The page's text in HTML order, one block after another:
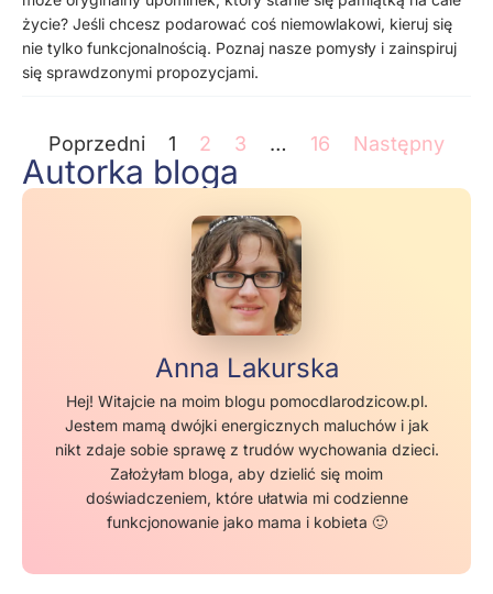
życie? Jeśli chcesz podarować coś niemowlakowi, kieruj się
nie tylko funkcjonalnością. Poznaj nasze pomysły i zainspiruj
się sprawdzonymi propozycjami.
Poprzedni 1 2 3 … 16 Następny
Autorka bloga
Anna Lakurska
Hej! Witajcie na moim blogu pomocdlarodzicow.pl.
Jestem mamą dwójki energicznych maluchów i jak
nikt zdaje sobie sprawę z trudów wychowania dzieci.
Założyłam bloga, aby dzielić się moim
doświadczeniem, które ułatwia mi codzienne
funkcjonowanie jako mama i kobieta 🙂